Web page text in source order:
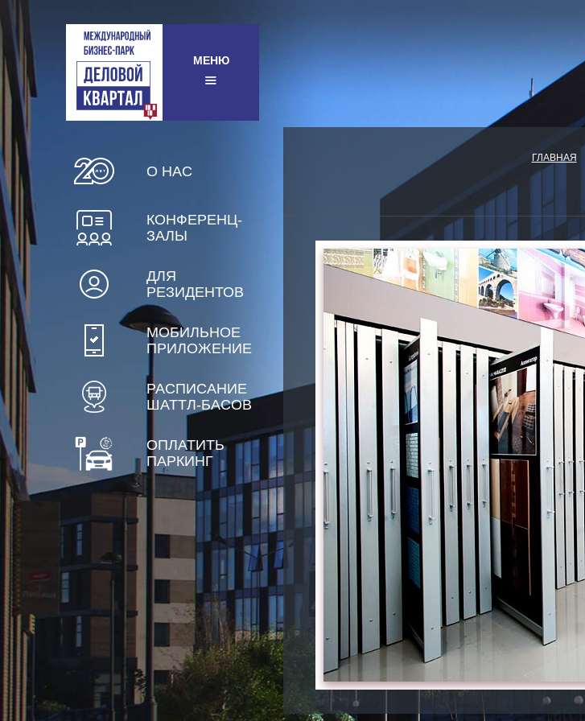
МЕНЮ
О НАС
КОНФЕРЕНЦ-
ЗАЛЫ
ДЛЯ
РЕЗИДЕНТОВ
МОБИЛЬНОЕ
ПРИЛОЖЕНИЕ
РАСПИСАНИЕ
ШАТТЛ-БАСОВ
ОПЛАТИТЬ
ПАРКИНГ
ГЛАВНАЯ